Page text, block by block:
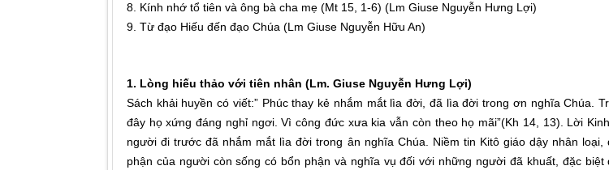
8. Kính nhớ tổ tiên và ông bà cha mẹ (Mt 15, 1-6) (Lm Giuse Nguyễn Hưng Lợi)
9. Từ đạo Hiếu đến đạo Chúa (Lm Giuse Nguyễn Hữu An)
1. Lòng hiếu thảo với tiên nhân (Lm. Giuse Nguyễn Hưng Lợi)
Sách khải huyền có viết:” Phúc thay kẻ nhắm mắt lìa đời, đã lìa đời trong ơn nghĩa Chúa.
đây họ xứng đáng nghỉ ngơi. Vì công đức xưa kia vẫn còn theo họ mãi”(Kh 14, 13). Lời
người đi trước đã nhắm mắt lìa đời trong ân nghĩa Chúa. Niềm tin Kitô giáo dậy nhân
phận của người còn sống có bổn phận và nghĩa vụ đối với những người đã khuất, đặc biệt